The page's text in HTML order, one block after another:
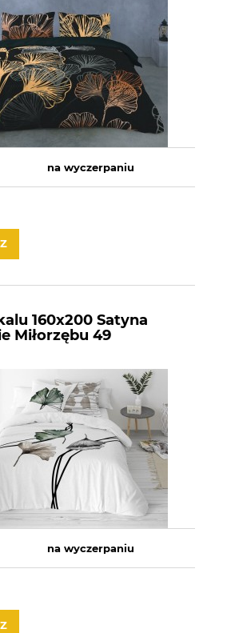
na wyczerpaniu
160x200 Satyna
Miłorzębu 49
na wyczerpaniu